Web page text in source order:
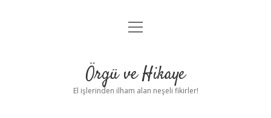
Anasayfa
Yasal Uyarı
menüyü
Örgü ve Hikaye
El işlerinden ilham alan neşeli fikirler!